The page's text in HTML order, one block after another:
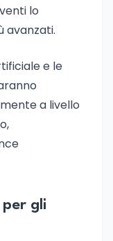
lo
avanzati.
e le
a livello
gli